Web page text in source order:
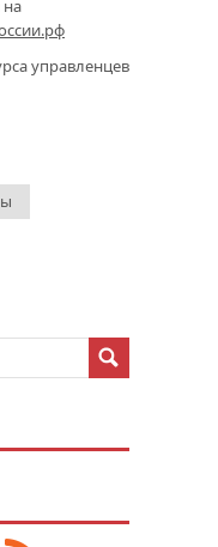
управленцев